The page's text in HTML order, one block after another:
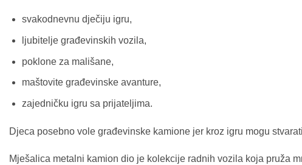
svakodnevnu dječiju igru,
ljubitelje građevinskih vozila,
poklone za mališane,
maštovite građevinske avanture,
zajedničku igru sa prijateljima.
Djeca posebno vole građevinske kamione jer kroz igru mogu
Mješalica metalni kamion dio je kolekcije radnih vozila koja pruža